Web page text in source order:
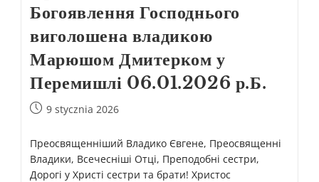
Богоявлення Господнього
виголошена владикою
Марюшом Дмитерком у
Перемишлі 06.01.2026 р.Б.
9 stycznia 2026
Преосвященніший Владико Євгене, Преосвященні
Владики, Всечесніші Отці, Преподобні сестри,
Дорогі у Христі сестри та брати! Христос